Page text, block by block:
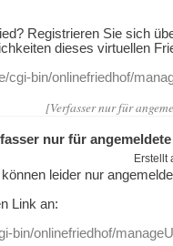
Registrieren Sie sich
dieses virtuellen
cgi-bin/onlinefriedhof/
[Verfasser nur für
nur für
Erstellt
leider nur
Link an:
bin/onlinefriedhof/